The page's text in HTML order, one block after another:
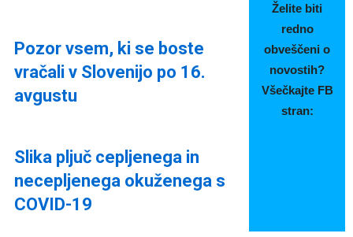
Želite biti
redno
obveščeni o
novostih?
Všečkajte FB
stran:
Pozor vsem, ki se boste
vračali v Slovenijo po 16.
avgustu
Slika pljuč cepljenega in
necepljenega okuženega s
COVID-19